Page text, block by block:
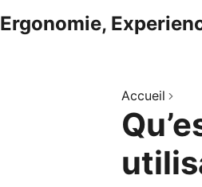
Ergonomie,
Accueil